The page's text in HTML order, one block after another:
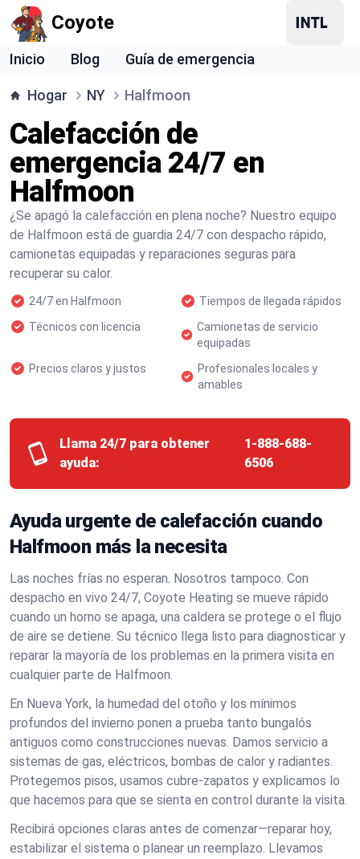
Coyote
Inicio Blog Guía de emergencia
Hogar NY Halfmoon
Calefacción de
emergencia 24/7 en
Halfmoon
¿Se apagó la calefacción en plena noche? Nuestro equipo
de Halfmoon está de guardia 24/7 con despacho rápido,
camionetas equipadas y reparaciones seguras para
recuperar su calor.
24/7 en Halfmoon
Tiempos de llegada rápidos
Técnicos con licencia
Camionetas de servicio
equipadas
Precios claros y justos
Profesionales locales y
amables
Llama 24/7 para obtener
ayuda:
1-888-688-
6506
Ayuda urgente de calefacción cuando
Halfmoon más la necesita
Las noches frías no esperan. Nosotros tampoco. Con
despacho en vivo 24/7, Coyote Heating se mueve rápido
cuando un horno se apaga, una caldera se protege o el flujo
de aire se detiene. Su técnico llega listo para diagnosticar y
reparar la mayoría de los problemas en la primera visita en
cualquier parte de Halfmoon.
En Nueva York, la humedad del otoño y los mínimos
profundos del invierno ponen a prueba tanto bungalós
antiguos como construcciones nuevas. Damos servicio a
sistemas de gas, eléctricos, bombas de calor y radiantes.
Protegemos pisos, usamos cubre-zapatos y explicamos lo
que hacemos para que se sienta en control durante la visita.
Recibirá opciones claras antes de comenzar—reparar hoy,
estabilizar el sistema o planear un reemplazo. Llevamos